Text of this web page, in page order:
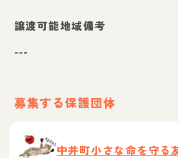
譲渡可能地域備考
---
募集する保護団体
中井町小さな命を守る